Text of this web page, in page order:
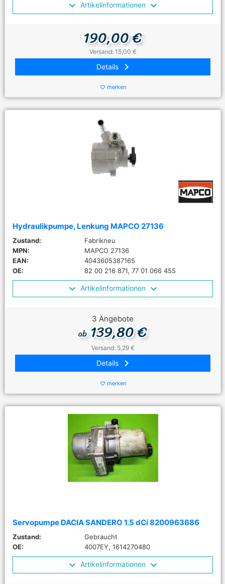
Artikelinformationen
190,00 €
Versand: 15,00 €
Details keyboard_arrow_right
favorite_border merken
Hydraulikpumpe, Lenkung MAPCO 27136
Zustand:
Fabrikneu
MPN:
MAPCO 27136
EAN:
4043605387165
OE:
82 00 216 871, 77 01 066 455
Artikelinformationen
3 Angebote
ab139,80 €
Versand: 5,29 €
Details keyboard_arrow_right
favorite_border merken
Servopumpe DACIA SANDERO 1.5 dCi 8200963686
Zustand:
Gebraucht
OE:
4007EY, 1614270480
Artikelinformationen